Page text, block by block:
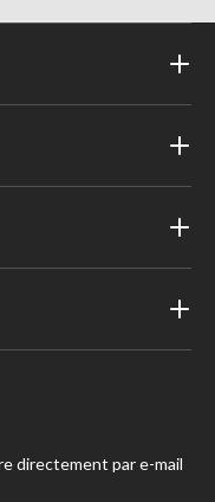
directement par e-mail